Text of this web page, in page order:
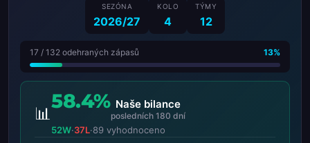
SEZÓNA
2026/27
KOLO
4
TÝMY
12
17 / 132 odehraných zápasů 13%
📊
58.4% Naše bilance
posledních 180 dní
52W·37L·89 vyhodnoceno